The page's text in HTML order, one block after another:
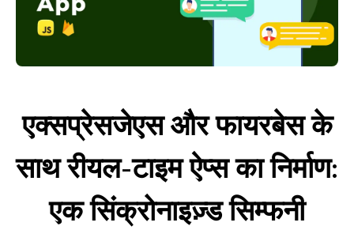
एक्सप्रेसजेएस और फायरबेस के
साथ रीयल-टाइम ऐप्स का निर्माण:
एक सिंक्रोनाइज़्ड सिम्फनी